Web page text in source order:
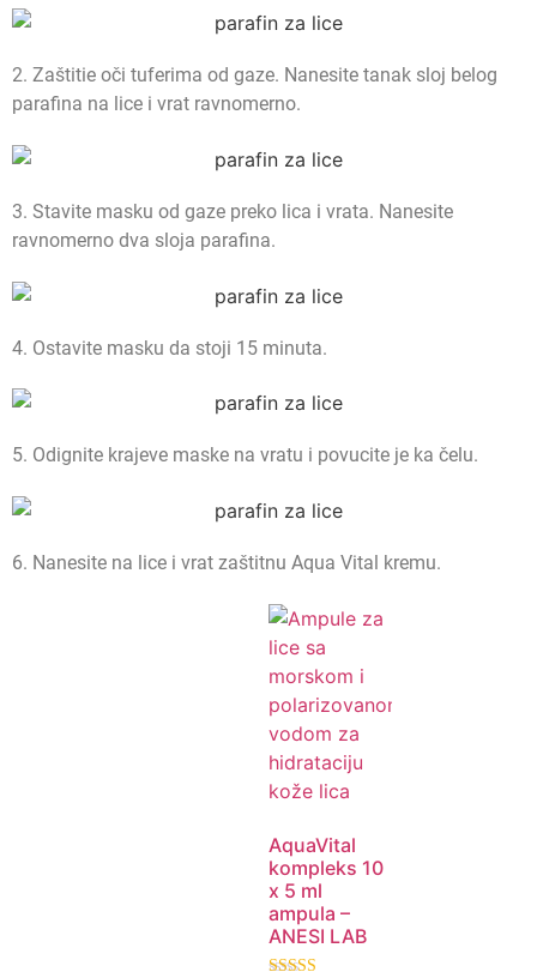
2. Zaštitie oči tuferima od gaze. Nanesite tanak sloj belog
parafina na lice i vrat ravnomerno.
3. Stavite masku od gaze preko lica i vrata. Nanesite
ravnomerno dva sloja parafina.
4. Ostavite masku da stoji 15 minuta.
5. Odignite krajeve maske na vratu i povucite je ka čelu.
6. Nanesite na lice i vrat zaštitnu Aqua Vital kremu.
AquaVital
kompleks 10
x 5 ml
ampula –
ANESI LAB